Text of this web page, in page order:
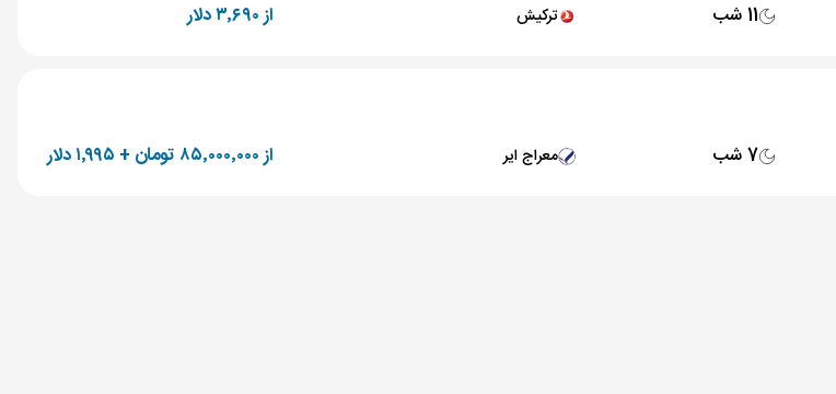
11 شب ترکیش از ۳٬۶۹۰ دلار
7 شب معراج ایر از ۸۵٬۰۰۰٬۰۰۰ تومان + ۱٬۹۹۵ دلار